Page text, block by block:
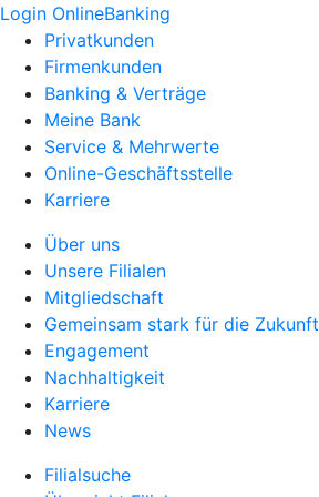
Login OnlineBanking
Privatkunden
Firmenkunden
Banking & Verträge
Meine Bank
Service & Mehrwerte
Online-Geschäftsstelle
Karriere
Über uns
Unsere Filialen
Mitgliedschaft
Gemeinsam stark für die Zukunft
Engagement
Nachhaltigkeit
Karriere
News
Filialsuche